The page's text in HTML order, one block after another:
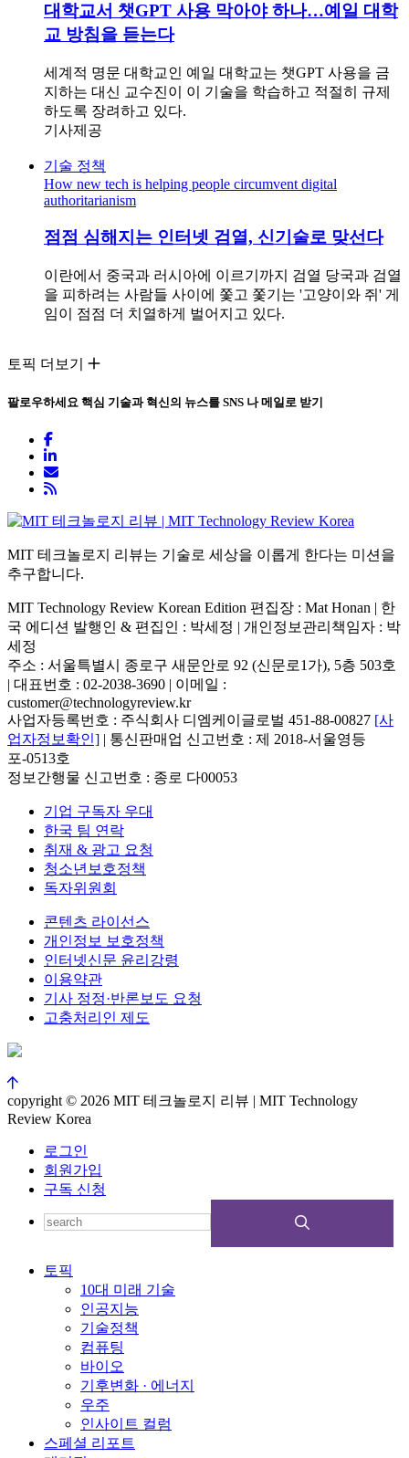
대학교서 챗GPT 사용 막아야 하나…예일 대학
교 방침을 듣는다
세계적 명문 대학교인 예일 대학교는 챗GPT 사용을 금
지하는 대신 교수진이 이 기술을 학습하고 적절히 규제
하도록 장려하고 있다.
기사제공
기술 정책
How new tech is helping people circumvent digital
authoritarianism
점점 심해지는 인터넷 검열, 신기술로 맞선다
이란에서 중국과 러시아에 이르기까지 검열 당국과 검열
을 피하려는 사람들 사이에 쫓고 쫓기는 '고양이와 쥐' 게
임이 점점 더 치열하게 벌어지고 있다.
토픽 더보기
팔로우하세요 핵심 기술과 혁신의 뉴스를 SNS 나 메일로 받기
MIT 테크놀로지 리뷰는 기술로 세상을 이롭게 한다는 미션을
추구합니다.
MIT Technology Review Korean Edition 편집장 : Mat Honan | 한
국 에디션 발행인 & 편집인 : 박세정 | 개인정보관리책임자 : 박
세정
주소 : 서울특별시 종로구 새문안로 92 (신문로1가), 5층 503호
| 대표번호 : 02-2038-3690 | 이메일 :
customer@technologyreview.kr
사업자등록번호 : 주식회사 디엠케이글로벌 451-88-00827 [사
업자정보확인] | 통신판매업 신고번호 : 제 2018-서울영등
포-0513호
정보간행물 신고번호 : 종로 다00053
기업 구독자 우대
한국 팀 연락
취재 & 광고 요청
청소년보호정책
독자위원회
콘텐츠 라이선스
개인정보 보호정책
인터넷신문 윤리강령
이용약관
기사 정정·반론보도 요청
고충처리인 제도
copyright © 2026 MIT 테크놀로지 리뷰 | MIT Technology
Review Korea
로그인
회원가입
구독 신청
토픽
10대 미래 기술
인공지능
기술정책
컴퓨팅
바이오
기후변화 · 에너지
우주
인사이트 컬럼
스페셜 리포트